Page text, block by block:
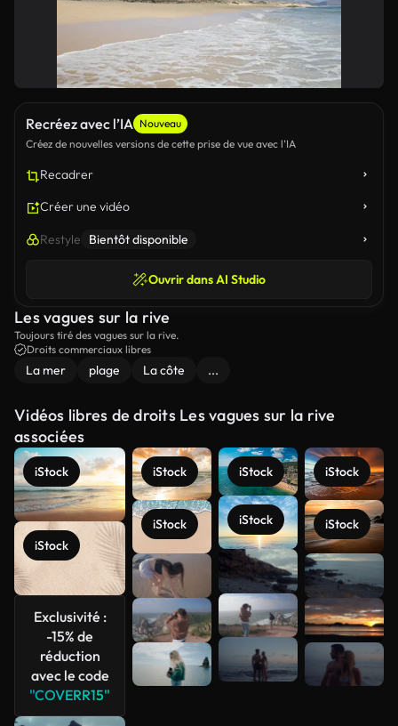
Recréez avec l’IA Nouveau
Créez de nouvelles versions de cette prise de vue avec l’IA
Recadrer
Créer une vidéo
Restyle Bientôt disponible
Ouvrir dans AI Studio
Les vagues sur la rive
Toujours tiré des vagues sur la rive.
Droits commerciaux libres
La mer plage La côte ...
Vidéos libres de droits Les vagues sur la rive
associées
iStock
iStock
Exclusivité :
-15% de
réduction
avec le code
"COVERR15"
iStock
iStock
iStock
iStock
iStock
iStock
Voir plus